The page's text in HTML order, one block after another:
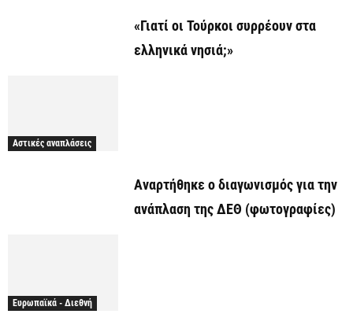
«Γιατί οι Τούρκοι συρρέουν στα
ελληνικά νησιά;»
Αστικές αναπλάσεις
Αναρτήθηκε o διαγωνισμός για την
ανάπλαση της ΔΕΘ (φωτογραφίες)
Ευρωπαϊκά - Διεθνή